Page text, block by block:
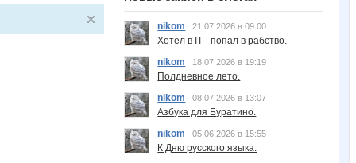
nikom 21.07.2026 в 09:00
Хотел в IT - попал в рабство.
nikom
18.07.2026 в 19:19
Полдневное лето.
nikom
08.07.2026 в 13:07
Азбука для Буратино.
nikom
05.06.2026 в 15:55
К Дню русского языка.